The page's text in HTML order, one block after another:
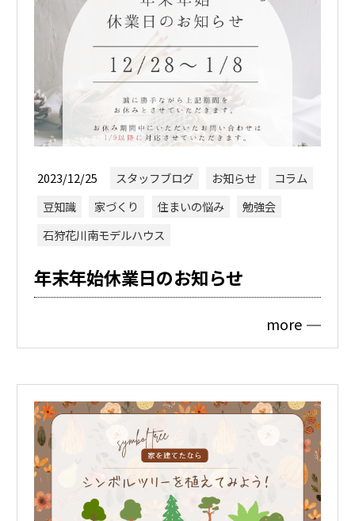
2023/12/25 スタッフブログ お知らせ
コラム
豆知識
家づくり 住まいの悩み
勉強会
石狩花川南モデルハウス
年末年始休業日のお知らせ
more